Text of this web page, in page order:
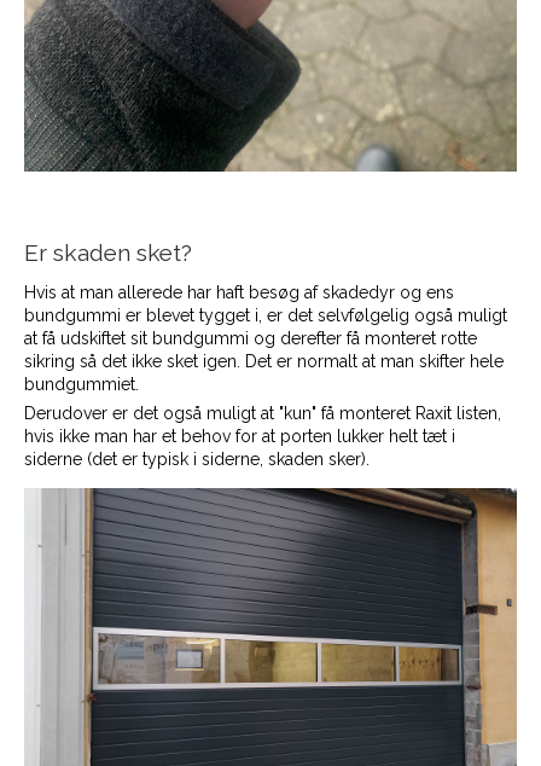
Er skaden sket?
Hvis at man allerede har haft besøg af skadedyr og ens
bundgummi er blevet tygget i, er det selvfølgelig også muligt
at få udskiftet sit bundgummi og derefter få monteret rotte
sikring så det ikke sket igen. Det er normalt at man skifter hele
bundgummiet.
Derudover er det også muligt at "kun" få monteret Raxit listen,
hvis ikke man har et behov for at porten lukker helt tæt i
siderne (det er typisk i siderne, skaden sker).